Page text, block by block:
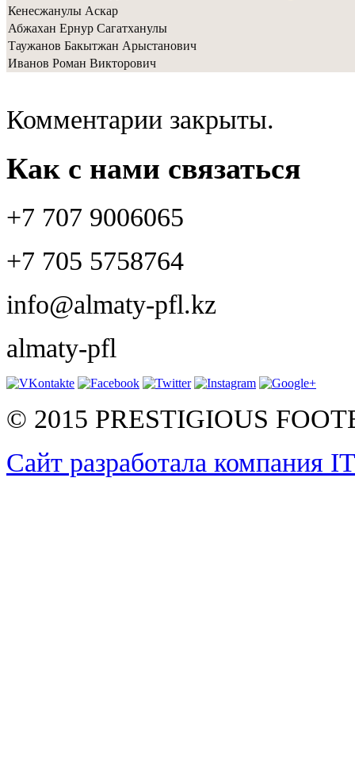
Кенесжанулы Аскар
Абжахан Ернур Сагатханулы
Таужанов Бакытжан Арыстанович
Иванов Роман Викторович
Комментарии закрыты.
Как с нами связаться
+7 707 9006065
+7 705 5758764
info@almaty-pfl.kz
almaty-pfl
© 2015 PRESTIGIOUS
Сайт разработала компания